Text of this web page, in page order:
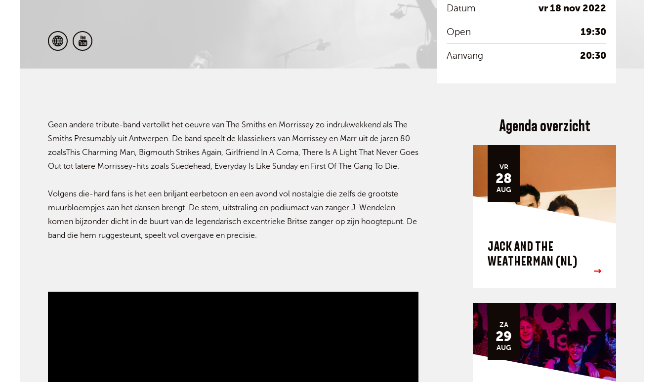
Datum vr 18 nov 2022
Open 19:30
Aanvang 20:30
Geen andere tribute-band vertolkt het oeuvre van The Smiths en Morrissey zo indrukwekkend als The
Smiths Presumably uit Antwerpen. De band speelt de klassiekers van Morrissey en Marr uit de jaren 80
zoalsThis Charming Man, Bigmouth Strikes Again, Girlfriend In A Coma, There Is A Light That Never Goes
Out tot latere Morrissey-hits zoals Suedehead, Everyday Is Like Sunday en First Of The Gang To Die.
Volgens die-hard fans is het een briljant eerbetoon en een avond vol nostalgie die zelfs de grootste
muurbloempjes aan het dansen brengt. De stem, uitstraling en podiumact van zanger J. Wendelen
komen bijzonder dicht in de buurt van de legendarisch excentrieke Britse zanger op zijn hoogtepunt. De
band die hem ruggesteunt, speelt vol overgave en precisie.
Agenda overzicht
VR
28
AUG
JACK AND THE
WEATHERMAN (NL)
ZA
29
AUG